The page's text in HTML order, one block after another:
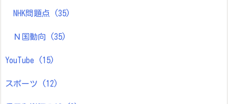
NHK問題点 (35)
Ｎ国動向 (35)
YouTube (15)
スポーツ (12)